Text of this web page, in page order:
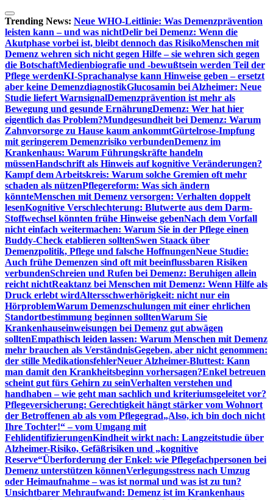
Zum
Inhalt
springen
Trending News: Neue WHO-Leitlinie: Was Demenzprävention
leisten kann – und was nichtDelir bei Demenz: Wenn die
Akutphase vorbei ist, bleibt dennoch das RisikoMenschen mit
Demenz wehren sich nicht gegen Hilfe – sie wehren sich gegen
die BotschaftMedienbiografie und -bewußtsein werden Teil der
Pflege werdenKI-Sprachanalyse kann Hinweise geben – ersetzt
aber keine DemenzdiagnostikGlucosamin bei Alzheimer: Neue
Studie liefert WarnsignalDemenzprävention ist mehr als
Bewegung und gesunde ErnährungDemenz: Wer hat hier
eigentlich das Problem?Mundgesundheit bei Demenz: Warum
Zahnvorsorge zu Hause kaum ankommtGürtelrose-Impfung
mit geringerem Demenzrisiko verbundenDemenz im
Krankenhaus: Warum Führungskräfte handeln
müssenHandschrift als Hinweis auf kognitive Veränderungen?
Kampf dem Arbeitskreis: Warum solche Gremien oft mehr
schaden als nützenPflegereform: Was sich ändern
könnteMenschen mit Demenz versorgen: Verhalten doppelt
lesenKognitive Verschlechterung: Blutwerte aus dem Darm-
Stoffwechsel könnten frühe Hinweise gebenNach dem Vorfall
nicht einfach weitermachen: Warum Sie in der Pflege einen
Buddy-Check etablieren solltenSwen Staack über
Demenzpolitik, Pflege und falsche HoffnungenNeue Studie:
Auch frühe Demenzen sind oft mit beeinflussbaren Risiken
verbundenSchreien und Rufen bei Demenz: Beruhigen allein
reicht nichtReaktanz bei Menschen mit Demenz: Wenn Hilfe als
Druck erlebt wirdAltersschwerhörigkeit: nicht nur ein
HörproblemWarum Demenzschulungen mit einer ehrlichen
Standortbestimmung beginnen solltenWarum Sie
Krankenhauseinweisungen bei Demenz gut abwägen
solltenEmpathisch leiden lassen: Warum Menschen mit Demenz
mehr brauchen als VerständnisGegeben, aber nicht genommen:
der stille MedikationsfehlerNeuer Alzheimer-Bluttest: Kann
man damit den Krankheitsbeginn vorhersagen?Enkel betreuen
scheint gut fürs Gehirn zu seinVerhalten verstehen und
handhaben – wie geht man sachlich und kriteriumsgeleitet vor?
Pflegeversicherung: Gerechtigkeit hängt stärker vom Wohnort
der Betroffenen ab als vom Pflegegrad„Also, ich bin doch nicht
Ihre Tochter!“ – vom Umgang mit
FehlidentifizierungenKindheit wirkt nach: Langzeitstudie über
Alzheimer-Risiko, Gefäßrisiken und „kognitive
Reserve“Überforderung der Enkel: wie Pflegefachpersonen bei
Demenz unterstützen könnenVerlegungsstress nach Umzug
oder Heimaufnahme – was ist normal und was ist zu tun?
Unsichtbarer Mehraufwand: Demenz ist im Krankenhaus